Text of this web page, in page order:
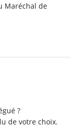
Maréchal de
?
de votre choix.